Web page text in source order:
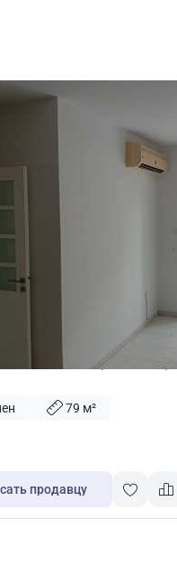
спальнями в Ларнака, Кипр
79 м²
продавцу